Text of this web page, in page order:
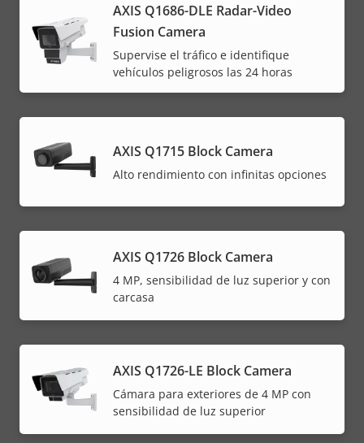
AXIS Q1686-DLE Radar-Video
Fusion Camera
Supervise el tráfico e identifique
vehículos peligrosos las 24 horas
AXIS Q1715 Block Camera
Alto rendimiento con infinitas opciones
AXIS Q1726 Block Camera
4 MP, sensibilidad de luz superior y con
carcasa
AXIS Q1726-LE Block Camera
Cámara para exteriores de 4 MP con
sensibilidad de luz superior